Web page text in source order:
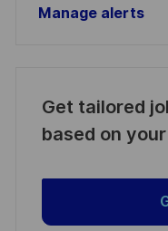
Manage alerts
Get tailored
based on